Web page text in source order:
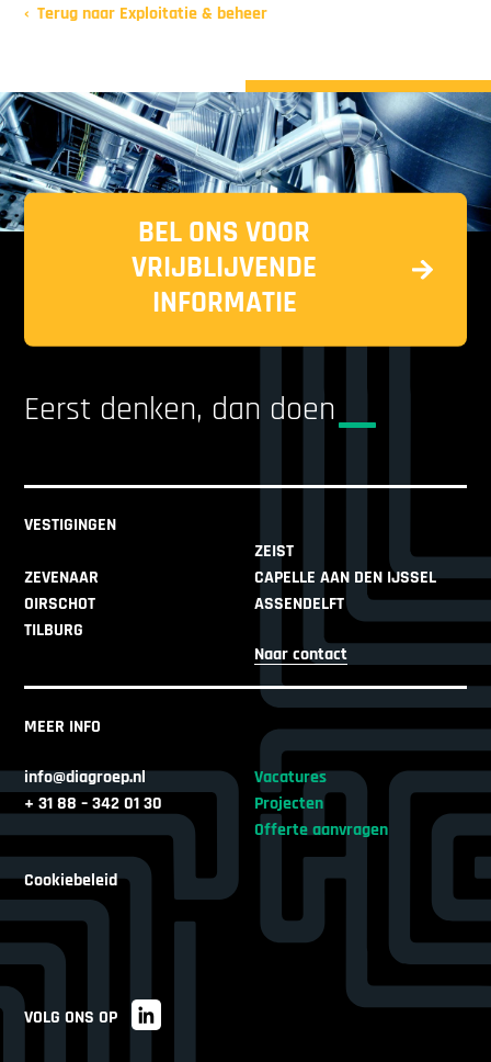
Terug naar Exploitatie & beheer
BEL ONS VOOR
VRIJBLIJVENDE
INFORMATIE
Eerst denken, dan doen
VESTIGINGEN
ZEIST
ZEVENAAR
CAPELLE AAN DEN IJSSEL
OIRSCHOT
ASSENDELFT
TILBURG
Naar contact
MEER INFO
info@diagroep.nl
+ 31 88 – 342 01 30
Vacatures
Projecten
Offerte aanvragen
Cookiebeleid
VOLG ONS OP